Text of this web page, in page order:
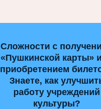
Сложности с
«Пушкинской карты»
приобретением
Знаете, как
работу учреждений
культуры?